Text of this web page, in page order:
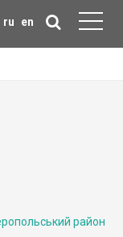
ru en
район